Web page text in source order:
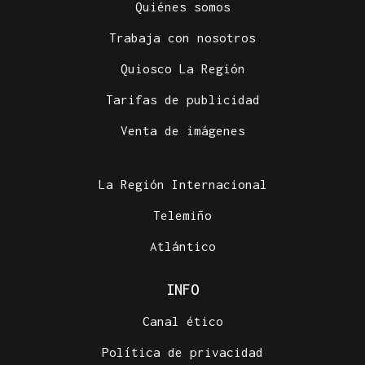
Quiénes somos
Trabaja con nosotros
Quiosco La Región
Tarifas de publicidad
Venta de imágenes
La Región Internacional
Telemiño
Atlántico
INFO
Canal ético
Política de privacidad